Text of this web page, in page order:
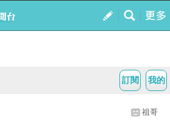
我的
訂閱
祖哥